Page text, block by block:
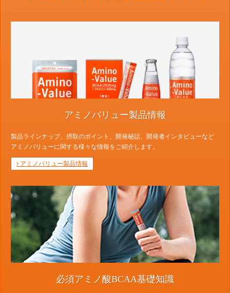
アミノバリュー製品情報
製品ラインナップ、摂取のポイント、開発秘話、開発者インタビューなど
アミノバリューに関する様々な情報をご紹介します。
アミノバリュー製品情報
必須アミノ酸BCAA基礎知識